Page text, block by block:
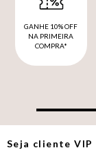
GANHE 10% OFF
NA PRIMEIRA
COMPRA*
Seja clienteVIP